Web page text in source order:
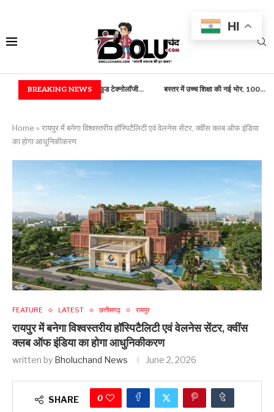
BREAKING NEWS
एवं फूड टेक्नोलॉजी... बस्तर में उच्च शिक्षा की नई भोर, 100... राष्ट्रपति भवन में
Home » रायपुर में बनेगा विश्वस्तरीय हॉस्पिटैलिटी एवं वेलनेस सेंटर, क्वींस क्लब ऑफ इंडिया
का होगा आधुनिकीकरण
FEATURE LATEST छत्तीसगढ़ रायपुर
रायपुर में बनेगा विश्वस्तरीय हॉस्पिटैलिटी एवं वेलनेस सेंटर, क्वींस
क्लब ऑफ इंडिया का होगा आधुनिकीकरण
written by Bholuchand News June 2, 2026
SHARE 0
HI